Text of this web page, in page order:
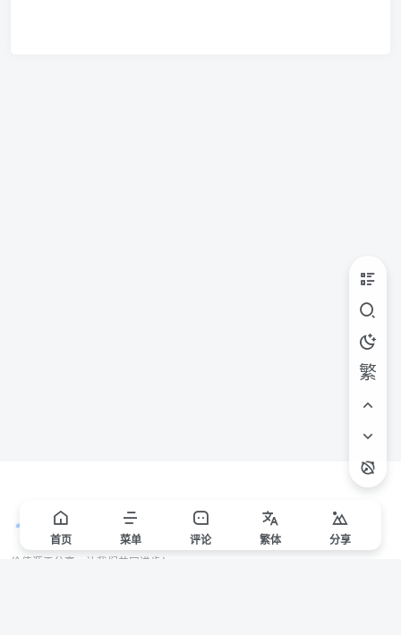
繁
首页 菜单 评论 繁体 分享
价值源于分享，让我们共同进步！